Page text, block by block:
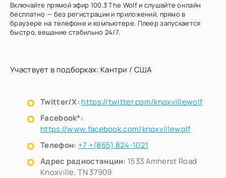
Включайте прямой эфир 100.3 The Wolf и слушайте онлайн
бесплатно — без регистрации и приложений, прямо в
браузере на телефоне и компьютере. Плеер запускается
быстро, вещание стабильно 24/7.
Участвует в подборках: Кантри / США
Twitter/X: https://twitter.com/knoxvillewolf
Facebook*:
https://www.facebook.com/knoxvillewolf
Телефон: +7 +(865) 824-1021
Адрес радиостанции: 1533 Amherst Road
Knoxville, TN 37909